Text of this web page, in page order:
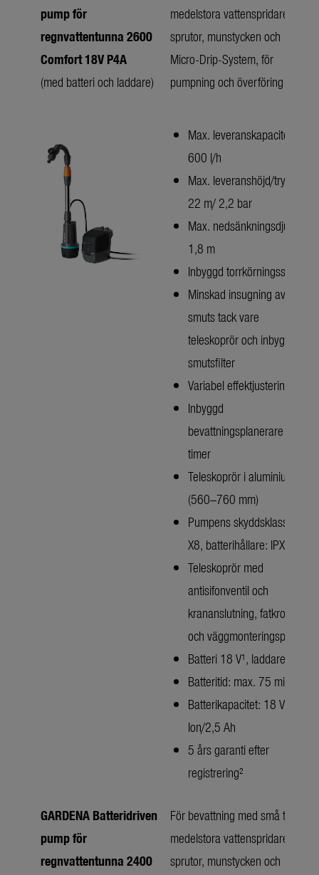
pump för
regnvattentunna 2600
Comfort 18V P4A
(med batteri och laddare)
medelstora vattenspridare,
sprutor, munstycken och
Micro-Drip-System, för
pumpning och överföring
Max. leveranskapacitet: 2
600 l/h
Max. leveranshöjd/tryck:
22 m/ 2,2 bar
Max. nedsänkningsdjup:
1,8 m
Inbyggd torrkörningsskydd
Minskad insugning av
smuts tack vare
teleskoprör och inbyggt
smutsfilter
Variabel effektjustering
Inbyggd
bevattningsplanerare och
timer
Teleskoprör i aluminium
(560–760 mm)
Pumpens skyddsklass: IP
X8, batterihållare: IPX4
Teleskoprör med
antisifonventil och
krananslutning, fatkrok
och väggmonteringsplatta
Batteri 18 V¹, laddare
Batteritid: max. 75 min.
Batterikapacitet: 18 V Li-
Ion/2,5 Ah
5 års garanti efter
registrering²
GARDENA Batteridriven
pump för
regnvattentunna 2400
För bevattning med små till
medelstora vattenspridare,
sprutor, munstycken och